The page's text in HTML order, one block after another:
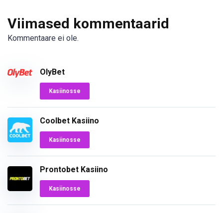
Viimased kommentaarid
Kommentaare ei ole.
OlyBet
Kasiinosse
Coolbet Kasiino
Kasiinosse
Prontobet Kasiino
Kasiinosse